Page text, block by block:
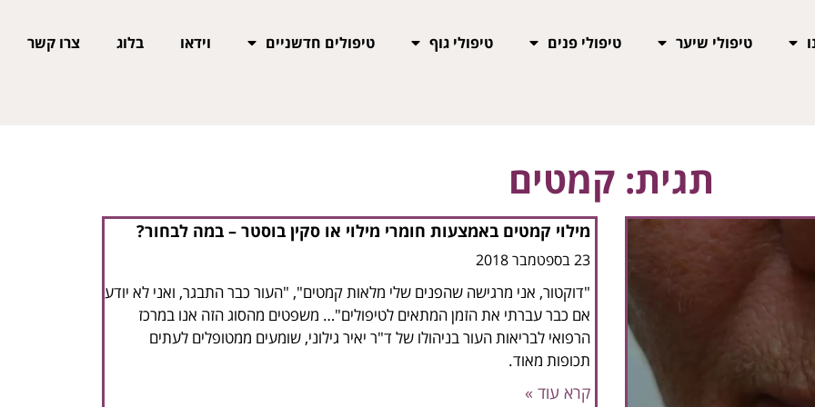
טיפולי שיער טיפולי פנים טיפולי גוף טיפולים חדשניים וידאו בלוג צרו קשר
תגית: קמטים
מילוי קמטים באמצעות חומרי מילוי או סקין בוסטר – במה לבחור?
23 בספטמבר 2018
"דוקטור, אני מרגישה שהפנים שלי מלאות קמטים", "העור כבר התבגר, ואני לא יודע
אם כבר עברתי את הזמן המתאים לטיפולים"… משפטים מהסוג הזה אנו במרכז
הרפואי לבריאות העור בניהולו של ד"ר יאיר גילוני, שומעים ממטופלים לעתים
תכופות מאוד.
קרא עוד »